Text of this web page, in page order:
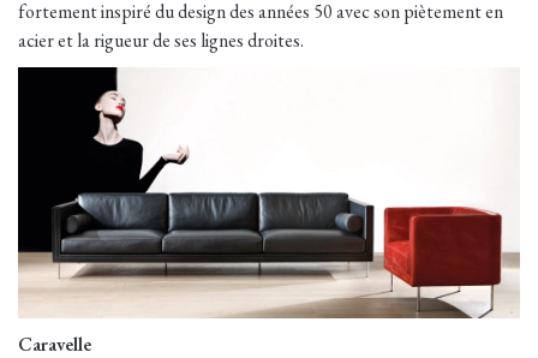
fortement inspiré du design des années 50 avec son piètement en
acier et la rigueur de ses lignes droites.
Caravelle